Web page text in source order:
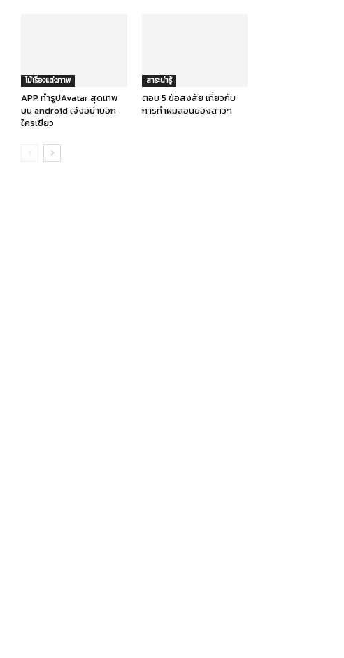
โม้เรื่องแต่งภาพ
APP ทำรูปAvatar สุดเทพ
บน android เจ๋งอย่าบอก
ใครเชียว
สาระน่ารู้
ตอบ 5 ข้อสงสัย เกี่ยวกับ
การทำผมลอนของสาวๆ